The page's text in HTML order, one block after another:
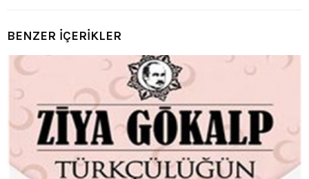
BENZER İÇERİKLER